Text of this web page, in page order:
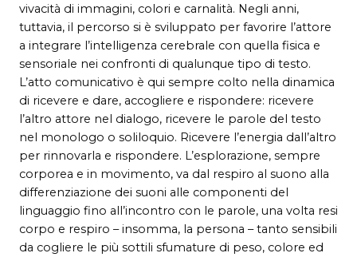
vivacità di immagini, colori e carnalità. Negli anni,
tuttavia, il percorso si è sviluppato per favorire l’attore
a integrare l’intelligenza cerebrale con quella fisica e
sensoriale nei confronti di qualunque tipo di testo.
L’atto comunicativo è qui sempre colto nella dinamica
di ricevere e dare, accogliere e rispondere: ricevere
l’altro attore nel dialogo, ricevere le parole del testo
nel monologo o soliloquio. Ricevere l’energia dall’altro
per rinnovarla e rispondere. L’esplorazione, sempre
corporea e in movimento, va dal respiro al suono alla
differenziazione dei suoni alle componenti del
linguaggio fino all’incontro con le parole, una volta resi
corpo e respiro – insomma, la persona – tanto sensibili
da cogliere le più sottili sfumature di peso, colore ed